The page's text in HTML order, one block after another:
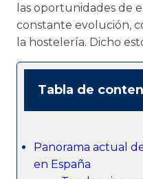
las oportunidades de
constante evolución,
la hostelería. Dicho
Tabla de
Panorama actual
en España